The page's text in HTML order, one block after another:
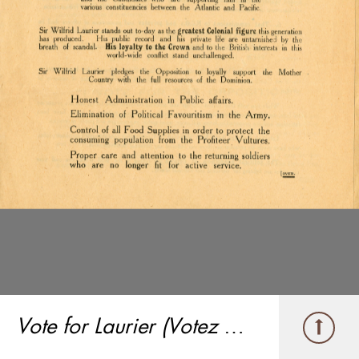
Vote for Laurier (Votez pour Laurier)